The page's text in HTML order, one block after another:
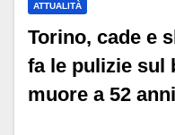
ATTUALITÀ
Torino, cade e
fa le pulizie sul
muore a 52 anni